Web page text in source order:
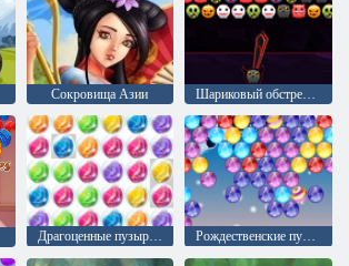
Сокровища Азии Шариковый обстрел: Хэллоуин
Драгоценные пузыри 3